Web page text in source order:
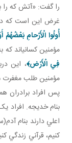
را گفت: «آتش که را
غرض اين است که در
أُولُوا الْأَرْحامِ
مؤمنين کساني اند
فِي الْأَرْض‏﴾، اين
مؤمنين طلب مغفرت
پس افراد برادران
بنام خديجه. افراد
اعلي دارند بنام
کنيم، قرآني